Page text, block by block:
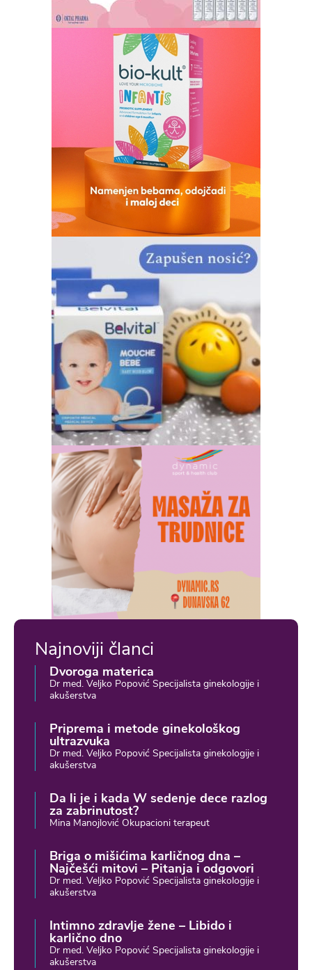
Najnoviji članci
Dvoroga materica
Dr med. Veljko Popović Specijalista ginekologije i
akušerstva
Priprema i metode ginekološkog
ultrazvuka
Dr med. Veljko Popović Specijalista ginekologije i
akušerstva
Da li je i kada W sedenje dece razlog
za zabrinutost?
Mina Manojlović Okupacioni terapeut
Briga o mišićima karličnog dna –
Najčešći mitovi – Pitanja i odgovori
Dr med. Veljko Popović Specijalista ginekologije i
akušerstva
Intimno zdravlje žene – Libido i
karlično dno
Dr med. Veljko Popović Specijalista ginekologije i
akušerstva